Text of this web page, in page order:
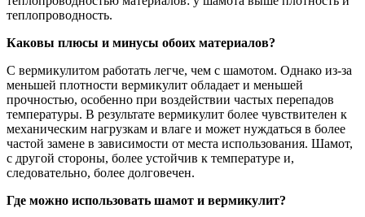
теплопроводность.
Каковы плюсы и минусы обоих материалов?
С вермикулитом работать легче, чем с шамотом. Однако из-за
меньшей плотности вермикулит обладает и меньшей
прочностью, особенно при воздействии частых перепадов
температуры. В результате вермикулит более чувствителен к
механическим нагрузкам и влаге и может нуждаться в более
частой замене в зависимости от места использования. Шамот,
с другой стороны, более устойчив к температуре и,
следовательно, более долговечен.
Где можно использовать шамот и вермикулит?